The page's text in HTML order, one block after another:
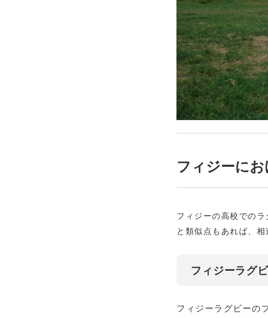
フィジーに
フィジーの高校での
と類似点もあれば、相
フィジーラグ
フィジーラグビーの